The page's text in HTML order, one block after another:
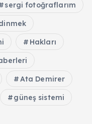
sergi fotoğraflarım
Hakları
Ata Demirer
güneş sistemi